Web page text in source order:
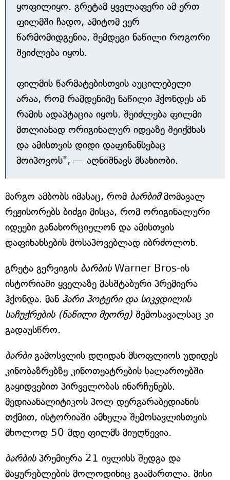
ყოფილიყო. გრეტამ ყველაფერი ამ ერთ
ფილმში ჩადო, ამიტომ ვერ
წარმომიდგენია, შემდეგი ნაწილი როგორი
შეიძლება იყოს.
ფილმის წარმატებისთვის აუცილებელი
არაა, რომ რამდენიმე ნაწილი ჰქონდეს ან
რამის ადაპტაცია იყოს. შეიძლება ფილმი
მთლიანად ორიგინალურ იდეაზე შეიქმნას
და ამისთვის დიდი დაფინანსებაც
მოიპოვოს", — აღნიშნავს მსახიობი.
მარგო ამბობს იმასაც, რომ ბარბიმმომავალ
რეჟისორებს ბიძგი მისცა, რომ ორიგინალური
იდეები განახორციელონ და ამისთვის
დაფინანსების მოსაპოვებლად იბრძოლონ.
გრეტა გერვიგის ბარბისWarner Bros-ის
ისტორიაში ყველაზე მასშტაბური პრემიერა
ჰქონდა. მან ჰარი პოტერი და სიკვდილის
საჩუქრების (ნაწილი მეორე) შემოსავალსაც კი
გადაუსწრო.
ბარბიგამოსვლის დღიდან მსოფლიოს უდიდეს
კინობაზრებზე კინოთეატრების სალაროებში
გაყიდვებით პირველობას ინარჩუნებს.
მედიაანალიტიკოს პოლ დერგარაბედიანის
თქმით, ისტორიაში ამხელა შემოსავლისთვის
მხოლოდ 50-მდე ფილმს მიუღწევია.
ბარბისპრემიერა 21 ივლისს შედგა და
მაყურებლების მოლოდინიც გაამართლა. მისი